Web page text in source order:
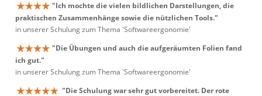
"Ich mochte die vielen bildlichen Darstellungen, die
praktischen Zusammenhänge sowie die nützlichen Tools."
in unserer Schulung zum Thema 'Softwareergonomie'
"Die Übungen und auch die aufgeräumten Folien fand
ich gut."
in unserer Schulung zum Thema 'Softwareergonomie'
"Die Schulung war sehr gut vorbereitet. Der rote